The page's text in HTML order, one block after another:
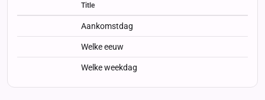
Status Status Type
Title
Aankomstdag
Welke eeuw
Welke weekdag